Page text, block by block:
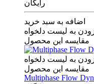
رایگان
اضافه به سبد خرید
به لیست دلخواه
مقایسه این محصول
به لیست دلخواه
مقایسه این محصول
Multiphase Flow